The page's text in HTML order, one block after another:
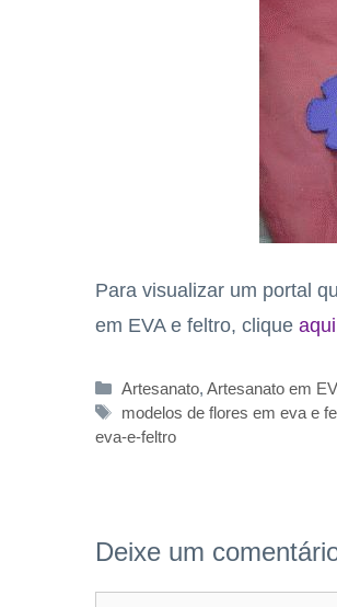
Para visualizar um portal
em EVA e feltro, clique aqui
Categorias
Artesanato,Artesanato em
Tags
modelos de flores em eva e
eva-e-feltro
Deixe um